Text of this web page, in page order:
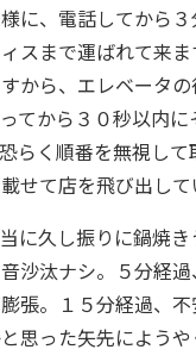
に、電話してから
スまで運ばれて来
から、エレベータ
てから３０秒以内
らく順番を無視し
せて店を飛び出して
に久し振りに鍋焼
沙汰ナシ。５分経
張。１５分経過、
思った矢先にようや